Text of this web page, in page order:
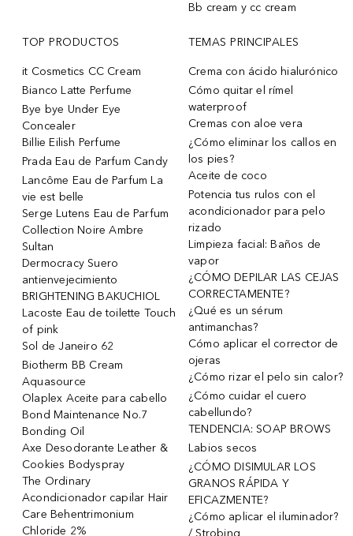
Bb cream y cc cream
TOP PRODUCTOS
it Cosmetics CC Cream
Bianco Latte Perfume
Bye bye Under Eye
Concealer
Billie Eilish Perfume
Prada Eau de Parfum Candy
Lancôme Eau de Parfum La
vie est belle
Serge Lutens Eau de Parfum
Collection Noire Ambre
Sultan
Dermocracy Suero
antienvejecimiento
BRIGHTENING BAKUCHIOL
Lacoste Eau de toilette Touch
of pink
Sol de Janeiro 62
Biotherm BB Cream
Aquasource
Olaplex Aceite para cabello
Bond Maintenance No.7
Bonding Oil
Axe Desodorante Leather &
Cookies Bodyspray
The Ordinary
Acondicionador capilar Hair
Care Behentrimonium
Chloride 2%
TEMAS PRINCIPALES
Crema con ácido hialurónico
Cómo quitar el rímel
waterproof
Cremas con aloe vera
¿Cómo eliminar los callos en
los pies?
Aceite de coco
Potencia tus rulos con el
acondicionador para pelo
rizado
Limpieza facial: Baños de
vapor
¿CÓMO DEPILAR LAS CEJAS
CORRECTAMENTE?
¿Qué es un sérum
antimanchas?
Cómo aplicar el corrector de
ojeras
¿Cómo rizar el pelo sin calor?
¿Cómo cuidar el cuero
cabellundo?
TENDENCIA: SOAP BROWS
Labios secos
¿CÓMO DISIMULAR LOS
GRANOS RÁPIDA Y
EFICAZMENTE?
¿Cómo aplicar el iluminador?